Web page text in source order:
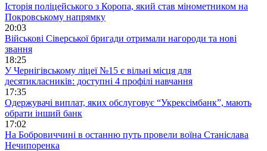
Історія поліцейського з Коропа, який став мінометником на
Покровському напрямку
20:03
Військові Сіверської бригади отримали нагороди та нові
звання
18:25
У Чернігівському ліцеї №15 є вільні місця для
десятикласників: доступні 4 профілі навчання
17:35
Одержувачі виплат, яких обслуговує “Укрексімбанк”, мають
обрати інший банк
17:02
На Бобровиччині в останню путь провели воїна Станіслава
Нечипоренка